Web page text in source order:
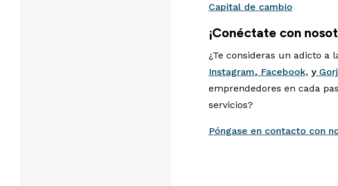
Capital de cambio
¡Conéctate con
¿Te consideras un adicto a
Instagram, Facebook, y
emprendedores en cada
servicios?
Póngase en contacto con